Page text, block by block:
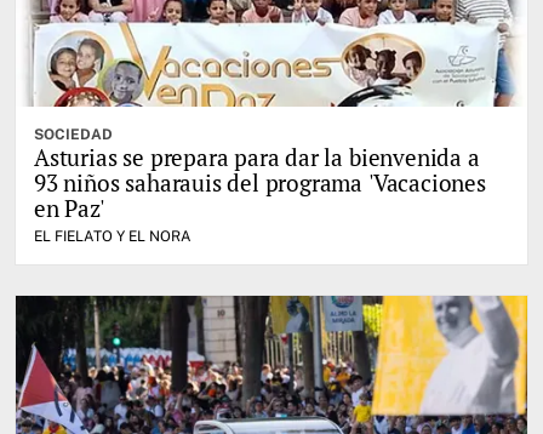
SOCIEDAD
Asturias se prepara para dar la bienvenida a
93 niños saharauis del programa 'Vacaciones
en Paz'
EL FIELATO Y EL NORA